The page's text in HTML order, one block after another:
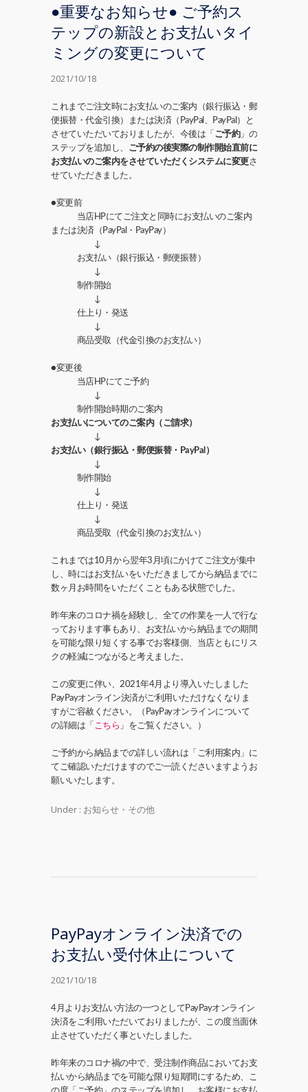
●重要なお知らせ● ご予約ス
テップの新設とお支払いタイ
ミングの変更について
2021/10/18
これまでご注文時にお支払いのご案内（銀行振込・郵
便振替・代金引換）または決済（PayPal、PayPal）と
させていただいておりましたが、今後は「 ご予約」の
ステップを追加し、
ご予約の後実際の制作開始直前に
お支払いのご案内をさせていただくシステムに変更さ
せていただきました。
●変更前
当店HPにてご注文と同時にお支払いのご案内
または決済（PayPal・PayPay）
↓
お支払い（銀行振込・郵便振替）
↓
制作開始
↓
仕上り・発送
↓
商品受取（代金引換のお支払い）
●変更後
当店HPにてご予約
↓
制作開始時期のご案内
お支払いについてのご案内（ご請求）
↓
お支払い（銀行振込・郵便振替・PayPal）
↓
制作開始
↓
仕上り・発送
↓
商品受取（代金引換のお支払い）
これまでは10月から翌年3月頃にかけてご注文が集中
し、時にはお支払いをいただきましてから納品までに
数ヶ月お時間をいただくこともある状態でした。
昨年来のコロナ禍を経験し、全ての作業を一人で行な
っております事もあり、お支払いから納品までの期間
を可能な限り短くする事でお客様側、当店ともにリス
クの軽減につながると考えました。
この変更に伴い、2021年4月より導入いたしました
PayPayオンライン決済がご利用いただけなくなりま
すがご容赦ください。（PayPayオンラインについて
の詳細は「 こちら 」をご覧ください。）
ご予約から納品までの詳しい流れは「ご利用案内」に
てご確認いただけますのでご一読くださいますようお
願いいたします。
Under : お知らせ・その他
PayPayオンライン決済での
お支払い受付休止について
2021/10/18
4月よりお支払い方法の一つとしてPayPayオンライン
決済をご利用いただいておりましたが、この度当面休
止させていただく事といたしました。
昨年来のコロナ禍の中で、受注制作商品においてお支
払いから納品までを可能な限り短期間にするため、こ